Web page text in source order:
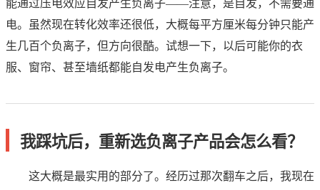
能通过压电效应自发产生负离子——注意，是自发，不需要通
电。虽然现在转化效率还很低，大概每平方厘米每分钟只能产
生几百个负离子，但方向很酷。试想一下，以后可能你的衣
服、窗帘、甚至墙纸都能自发电产生负离子。
我踩坑后，重新选负离子产品会怎么看？
这大概是最实用的部分了。经历过那次翻车之后，我现在